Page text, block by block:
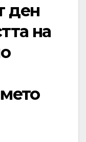
ден
на